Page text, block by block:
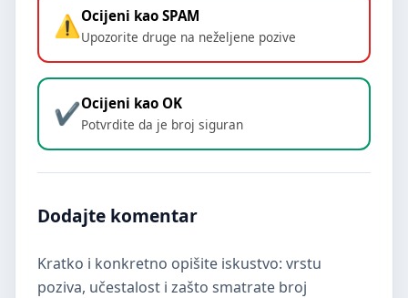
Ocijeni kao SPAM
Upozorite druge na neželjene pozive
Ocijeni kao OK
Potvrdite da je broj siguran
Dodajte komentar
Kratko i konkretno opišite iskustvo: vrstu
poziva, učestalost i zašto smatrate broj